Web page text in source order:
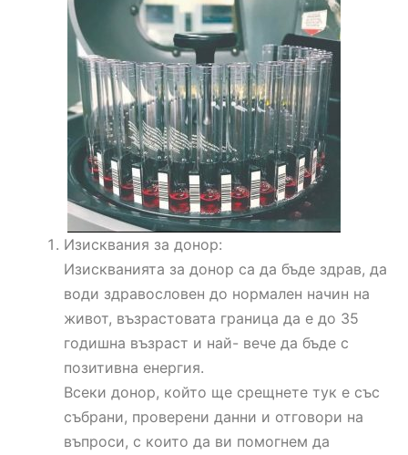
Изисквания за донор:
Изискванията за донор са да бъде здрав, да
води здравословен до нормален начин на
живот, възрастовата граница да е до 35
годишна възраст и най- вече да бъде с
позитивна енергия.
Всеки донор, който ще срещнете тук е със
събрани, проверени данни и отговори на
въпроси, с които да ви помогнем да